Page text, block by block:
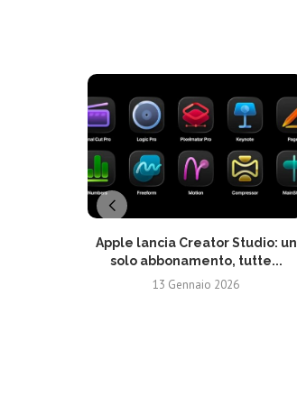
Apple lancia Creator Studio: un
solo abbonamento, tutte...
13 Gennaio 2026